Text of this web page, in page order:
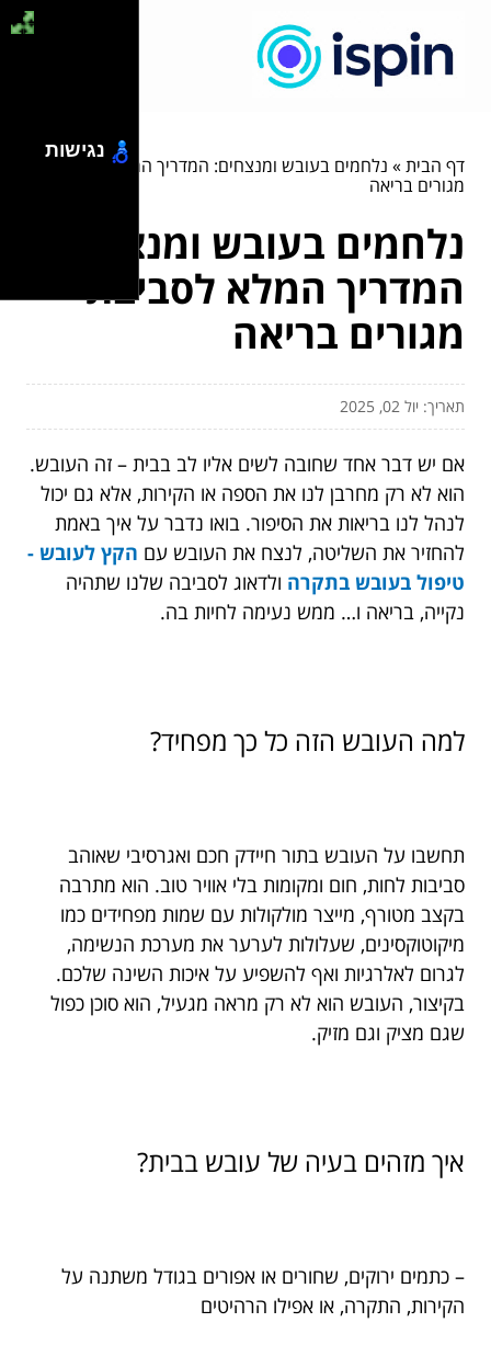
דף הבית» נלחמים בעובש ומנצחים: המדריך המלא לסביבת
מגורים בריאה
נלחמים בעובש ומנצחים:
המדריך המלא לסביבת
מגורים בריאה
תאריך: יול 02, 2025
אם יש דבר אחד שחובה לשים אליו לב בבית – זה העובש.
הוא לא רק מחרבן לנו את הספה או הקירות, אלא גם יכול
לנהל לנו בריאות את הסיפור. בואו נדבר על איך באמת
להחזיר את השליטה, לנצח את העובש עם הקץ לעובש -
טיפול בעובש בתקרה ולדאוג לסביבה שלנו שתהיה
נקייה, בריאה ו… ממש נעימה לחיות בה.
למה העובש הזה כל כך מפחיד?
תחשבו על העובש בתור חיידק חכם ואגרסיבי שאוהב
סביבות לחות, חום ומקומות בלי אוויר טוב. הוא מתרבה
בקצב מטורף, מייצר מולקולות עם שמות מפחידים כמו
מיקוטוקסינים, שעלולות לערער את מערכת הנשימה,
לגרום לאלרגיות ואף להשפיע על איכות השינה שלכם.
בקיצור, העובש הוא לא רק מראה מגעיל, הוא סוכן כפול
שגם מציק וגם מזיק.
איך מזהים בעיה של עובש בבית?
– כתמים ירוקים, שחורים או אפורים בגודל משתנה על
הקירות, התקרה, או אפילו הרהיטים
נגישות